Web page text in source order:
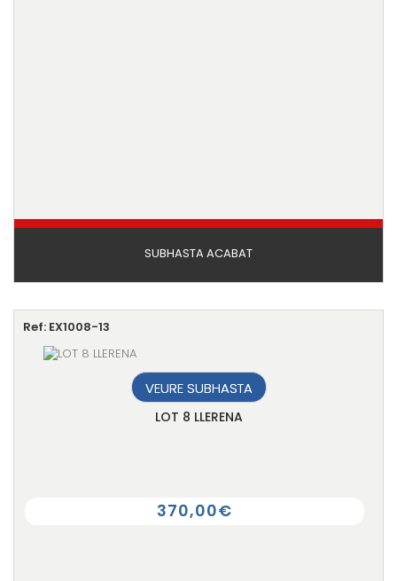
SUBHASTA ACABAT
Ref: EX1008-13
VEURE SUBHASTA
LOT 8 LLERENA
370,00€